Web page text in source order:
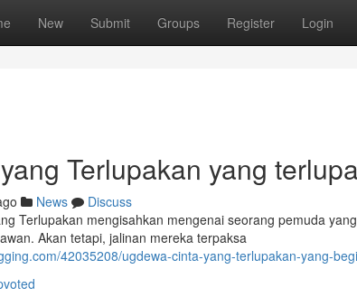
New Submit Groups Register Login
Terlupakan yang
News
Discuss
Terlupakan mengisahkan mengenai seorang pemuda
Akan tetapi, jalinan mereka terpaksa
42035208/ugdewa-cinta-yang-terlupakan-yang-